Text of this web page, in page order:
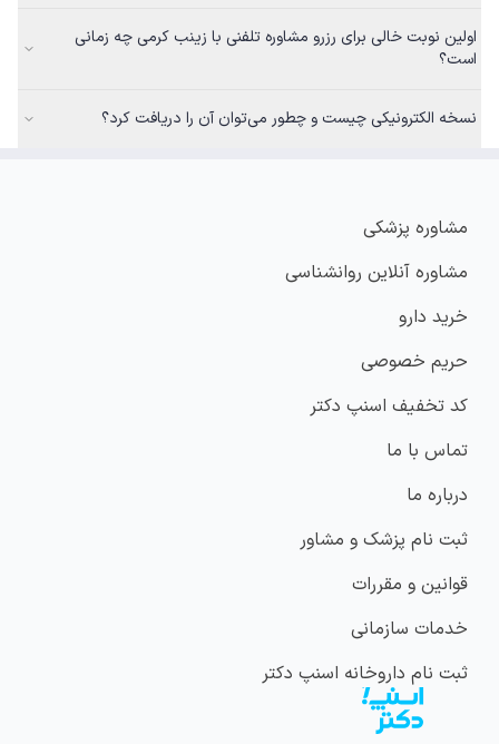
اولین نوبت خالی برای رزرو مشاوره تلفنی با زینب کرمی چه زمانی
است؟
نسخه الکترونیکی چیست و چطور می‌توان آن را دریافت کرد؟
مشاوره پزشکی
مشاوره آنلاین روانشناسی
خرید دارو
حریم خصوصی
کد تخفیف اسنپ دکتر
تماس با ما
درباره ما
ثبت نام پزشک و مشاور
قوانین و مقررات
خدمات سازمانی
ثبت نام داروخانه اسنپ دکتر